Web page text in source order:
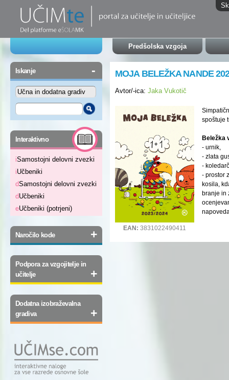
Predšolska vzgoja
Iskanje -
Interaktivno -
iSamostojni delovni zvezki
iUčbeniki
dSamostojni delovni zvezki
dUčbeniki
eUčbeniki (potrjeni)
Naročilo kode +
Podpora za vzgojitelje in
učitelje
+
Dodatna izobraževalna
gradiva
+
MOJA BELEŽKA NANDE
Avtor/-ica: Jaka Vukotič
EAN: 3831022490411
spoštuje
Beležka
- urnik,
- zlata
-
- prostor
kosila,
branje in